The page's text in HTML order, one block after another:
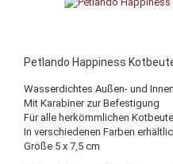
Petlando Happiness
Wasserdichtes Außen- und
Mit Karabiner zur Befestigung
Für alle herkömmlichen
In verschiedenen Farben
Größe 5 x 7,5 cm